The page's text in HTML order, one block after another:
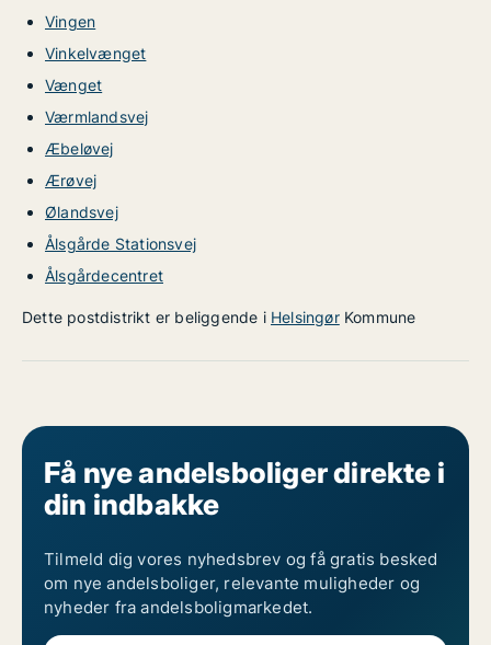
Vingen
Vinkelvænget
Vænget
Værmlandsvej
Æbeløvej
Ærøvej
Ølandsvej
Ålsgårde Stationsvej
Ålsgårdecentret
Dette postdistrikt er beliggende i HelsingørKommune
Få nye andelsboliger direkte i
din indbakke
Tilmeld dig vores nyhedsbrev og få gratis besked
om nye andelsboliger, relevante muligheder og
nyheder fra andelsboligmarkedet.